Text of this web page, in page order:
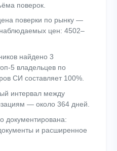
поверок.
поверки по рынку —
цен: 4502–
найдено 3
5 владельцев по
СИ составляет 100%.
интервал между
— около 364 дней.
документирована:
и расширенное